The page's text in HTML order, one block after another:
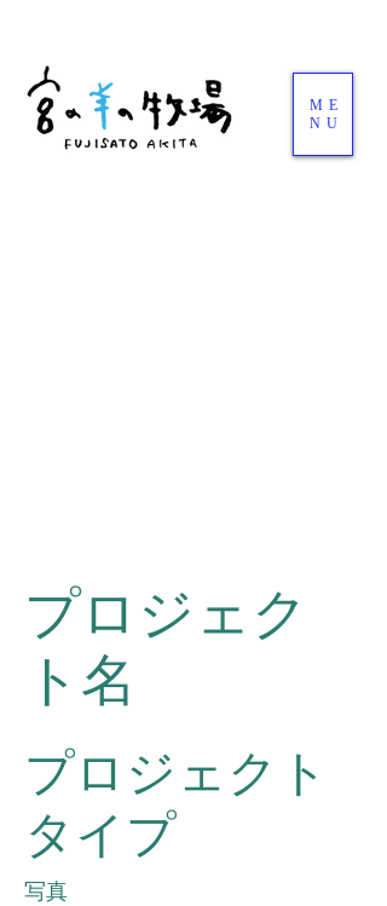
ME
NU
プロジェク
ト名
プロジェクト
タイプ
写真